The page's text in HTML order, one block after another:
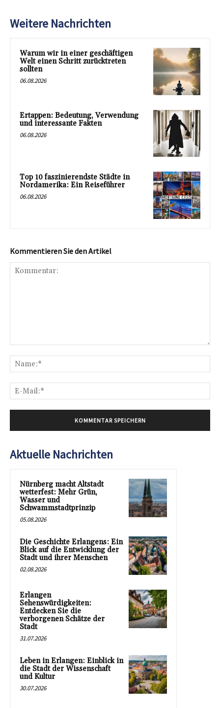
Weitere Nachrichten
Warum wir in einer geschäftigen
Welt einen Schritt zurücktreten
sollten
06.08.2026
Ertappen: Bedeutung, Verwendung
und interessante Fakten
06.08.2026
Top 10 faszinierendste Städte in
Nordamerika: Ein Reiseführer
06.08.2026
Kommentieren Sie den Artikel
Aktuelle Nachrichten
Nürnberg macht Altstadt
wetterfest: Mehr Grün,
Wasser und
Schwammstadtprinzip
05.08.2026
Die Geschichte Erlangens: Ein
Blick auf die Entwicklung der
Stadt und ihrer Menschen
02.08.2026
Erlangen
Sehenswürdigkeiten:
Entdecken Sie die
verborgenen Schätze der
Stadt
31.07.2026
Leben in Erlangen: Einblick in
die Stadt der Wissenschaft
und Kultur
30.07.2026